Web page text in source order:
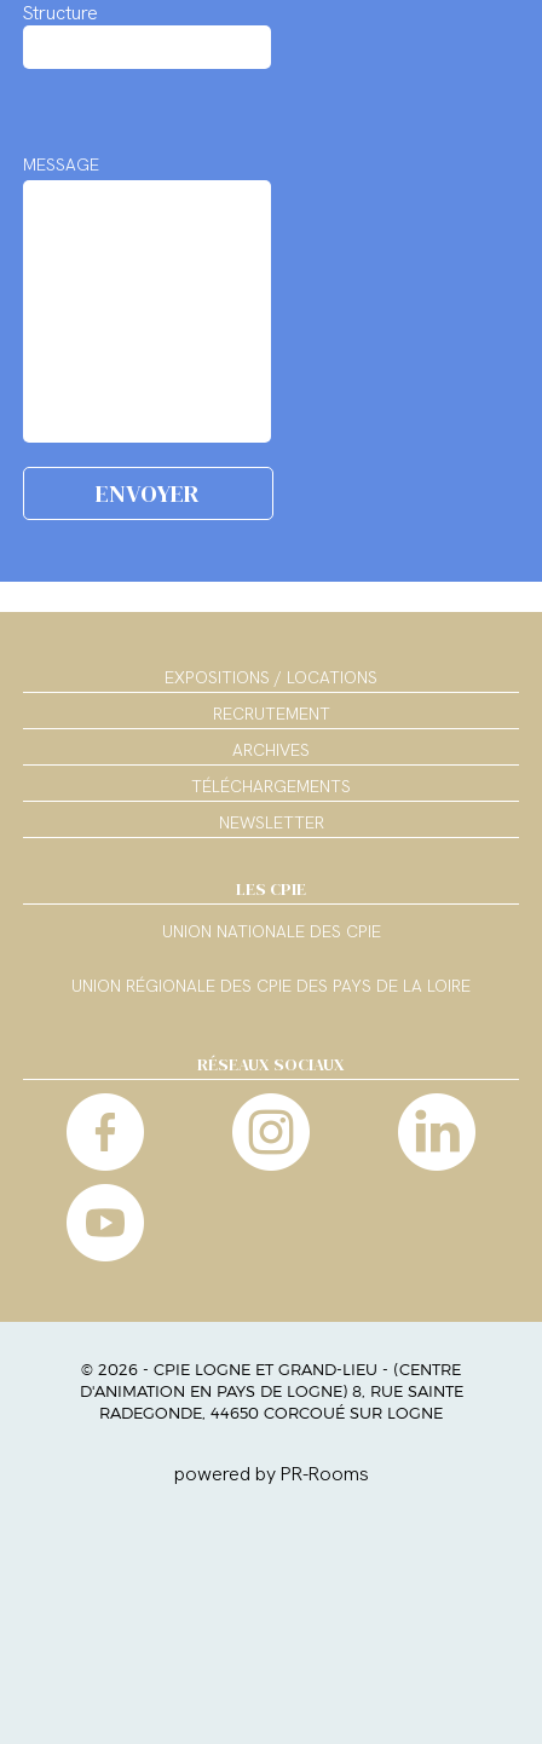
Structure
MESSAGE
EXPOSITIONS / LOCATIONS
RECRUTEMENT
ARCHIVES
TÉLÉCHARGEMENTS
NEWSLETTER
LES CPIE
UNION NATIONALE DES CPIE
UNION RÉGIONALE DES CPIE DES PAYS DE LA LOIRE
RÉSEAUX SOCIAUX
© 2026 - CPIE LOGNE ET GRAND-LIEU - (CENTRE
D'ANIMATION EN PAYS DE LOGNE) 8, RUE SAINTE
RADEGONDE, 44650 CORCOUÉ SUR LOGNE
powered by PR-Rooms